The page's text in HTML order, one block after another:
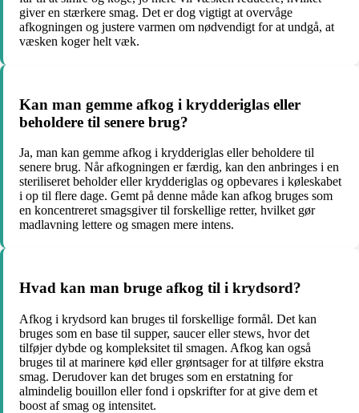
giver en stærkere smag. Det er dog vigtigt at overvåge
afkogningen og justere varmen om nødvendigt for at undgå, at
væsken koger helt væk.
Kan man gemme afkog i krydderiglas eller
beholdere til senere brug?
Ja, man kan gemme afkog i krydderiglas eller beholdere til
senere brug. Når afkogningen er færdig, kan den anbringes i en
steriliseret beholder eller krydderiglas og opbevares i køleskabet
i op til flere dage. Gemt på denne måde kan afkog bruges som
en koncentreret smagsgiver til forskellige retter, hvilket gør
madlavning lettere og smagen mere intens.
Hvad kan man bruge afkog til i krydsord?
Afkog i krydsord kan bruges til forskellige formål. Det kan
bruges som en base til supper, saucer eller stews, hvor det
tilføjer dybde og kompleksitet til smagen. Afkog kan også
bruges til at marinere kød eller grøntsager for at tilføre ekstra
smag. Derudover kan det bruges som en erstatning for
almindelig bouillon eller fond i opskrifter for at give dem et
boost af smag og intensitet.